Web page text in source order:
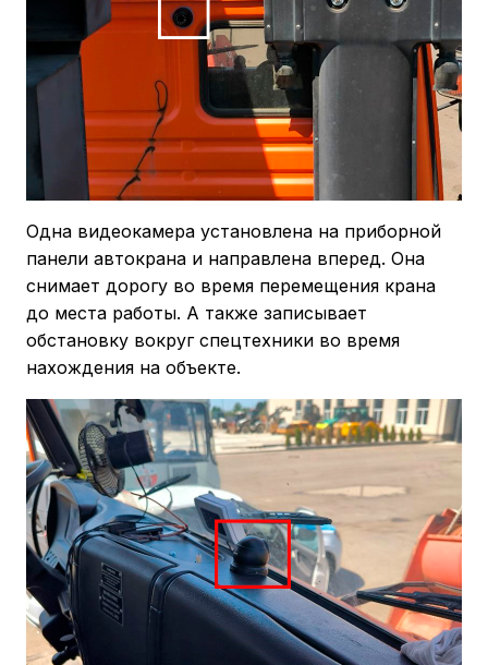
Одна видеокамера установлена на приборной
панели автокрана и направлена вперед. Она
снимает дорогу во время перемещения крана
до места работы. А также записывает
обстановку вокруг спецтехники во время
нахождения на объекте.